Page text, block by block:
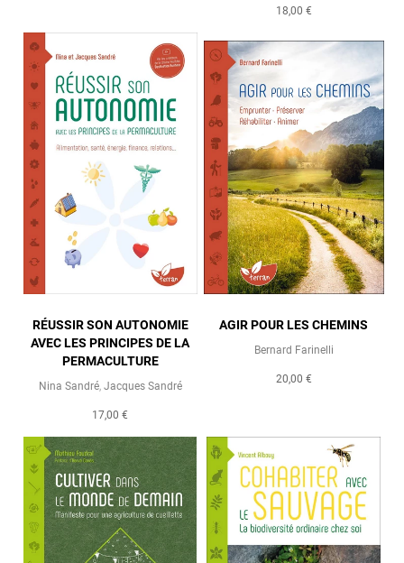
18,00 €
RÉUSSIR SON AUTONOMIE
AVEC LES PRINCIPES DE LA
PERMACULTURE
Nina Sandré, Jacques Sandré
17,00 €
AGIR POUR LES CHEMINS
Bernard Farinelli
20,00 €